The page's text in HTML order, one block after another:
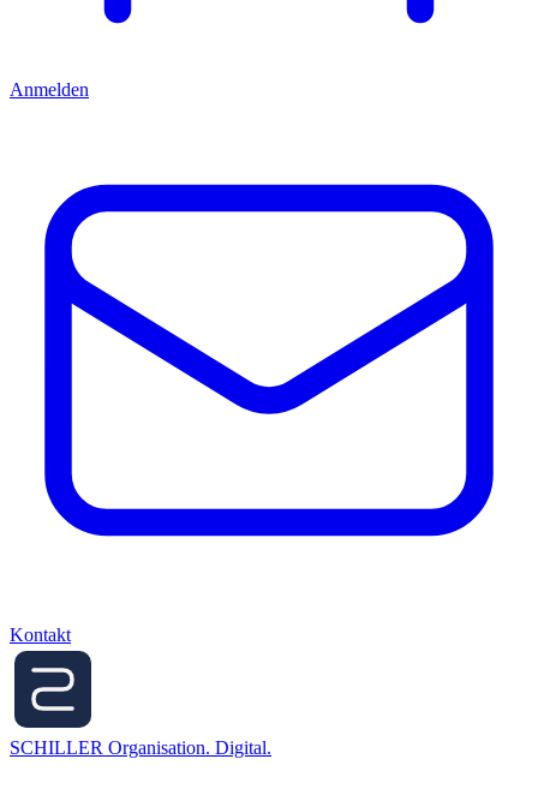
Anmelden
Kontakt
SCHILLER Organisation. Digital.